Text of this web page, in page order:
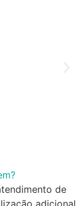
de
adicional